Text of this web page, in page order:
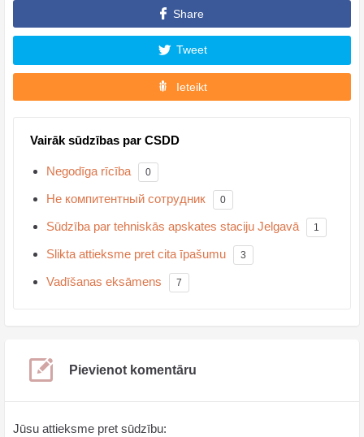
Share
Tweet
Ieteikt
Vairāk sūdzības par CSDD
Negodīga rīcība 0
Не компитентный сотрудник 0
Sūdzība par tehniskās apskates staciju Jelgavā 1
Slikta attieksme pret cita īpašumu 3
Vadīšanas eksāmens 7
Pievienot komentāru
Jūsu attieksme pret sūdzību: